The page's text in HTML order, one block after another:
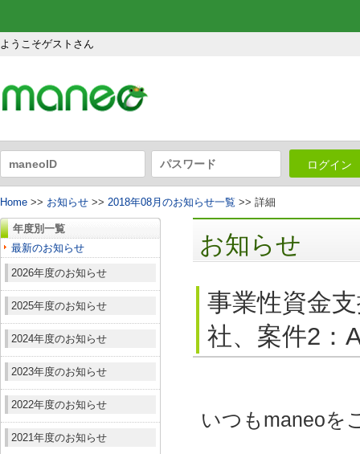
ようこそゲストさん
ログイン
Home >> お知らせ >> 2018年08月のお知らせ一覧 >> 詳細
年度別一覧
最新のお知らせ
2026年度のお知らせ
2025年度のお知らせ
2024年度のお知らせ
2023年度のお知らせ
2022年度のお知らせ
2021年度のお知らせ
お知らせ
事業性資金
社、案件2：
いつもmaneoを